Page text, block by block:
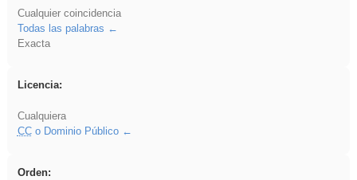
Cualquier coincidencia
Todas las palabras
Exacta
Licencia:
Cualquiera
CCo Dominio Público
Orden: